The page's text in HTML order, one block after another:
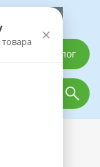
×
Каталог
спрей